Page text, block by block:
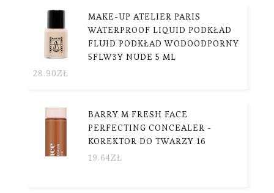
MAKE-UP ATELIER PARIS
WATERPROOF LIQUID PODKŁAD
FLUID PODKŁAD WODOODPORNY
5FLW3Y NUDE 5 ML
28.90ZŁ
BARRY M FRESH FACE
PERFECTING CONCEALER -
KOREKTOR DO TWARZY 16
19.64ZŁ